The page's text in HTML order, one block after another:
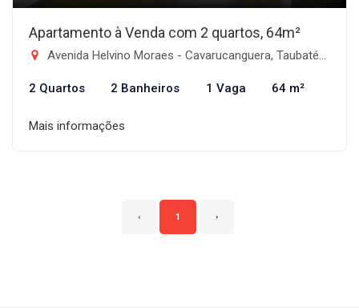
Apartamento à Venda com 2 quartos, 64m²
Avenida Helvino Moraes - Cavarucanguera, Taubaté-SP
2 Quartos 2 Banheiros 1 Vaga 64 m²
Mais informações
‹ 1 ›